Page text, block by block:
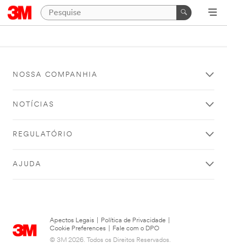
NOSSA COMPANHIA
NOTÍCIAS
REGULATÓRIO
AJUDA
Apectos Legais Política de Privacidade
Cookie Preferences
Fale com o DPO
© 3M 2026. Todos os Direitos Reservados.